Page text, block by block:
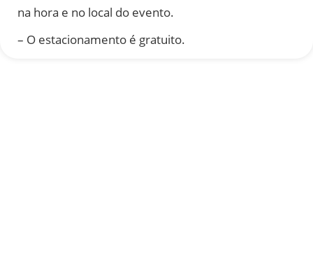
na hora e no local do evento.
– O estacionamento é gratuito.